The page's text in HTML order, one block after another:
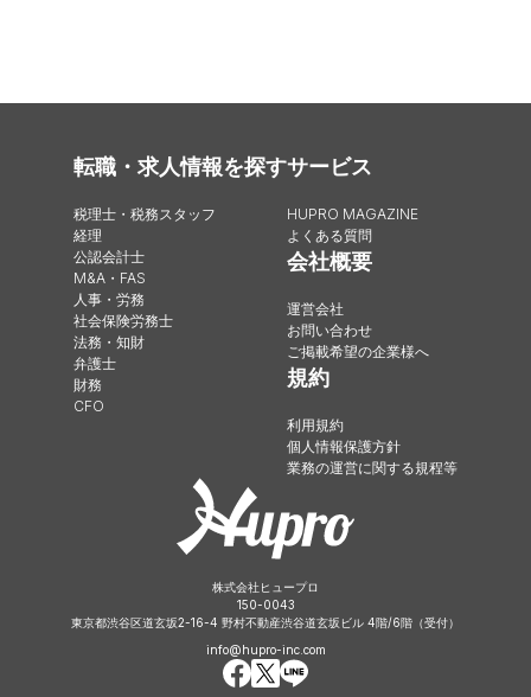
転職・求人情報を探す
税理士・税務スタッフ
経理
公認会計士
M&A・FAS
人事・労務
社会保険労務士
法務・知財
弁護士
財務
CFO
サービス
HUPRO MAGAZINE
よくある質問
会社概要
運営会社
お問い合わせ
ご掲載希望の企業様へ
規約
利用規約
個人情報保護方針
業務の運営に関する規程等
株式会社ヒュープロ
150-0043
東京都渋谷区道玄坂2-16-4 野村不動産渋谷道玄坂ビル 4階/6階（受付）
info@hupro-inc.com